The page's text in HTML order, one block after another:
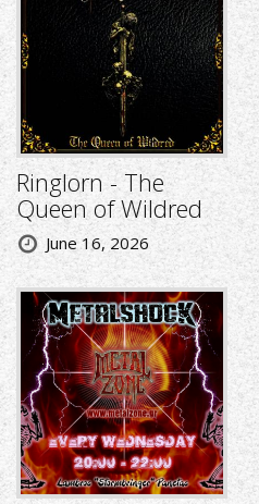
Ringlorn - The
Queen of Wildred
June 16, 2026